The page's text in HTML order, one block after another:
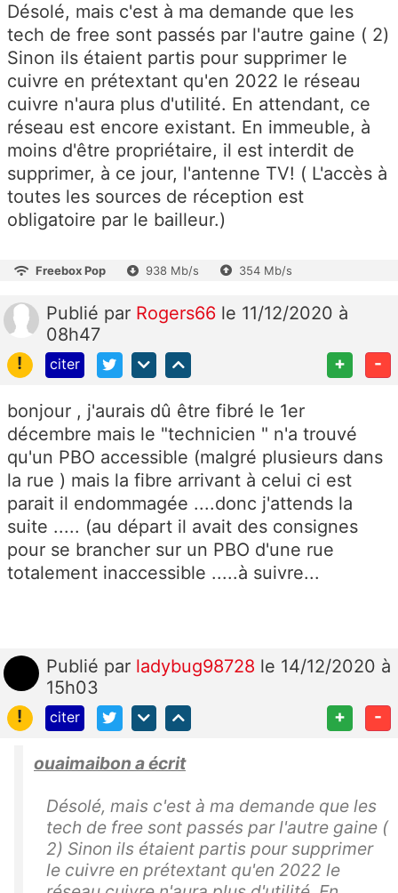
Désolé, mais c'est à ma demande que les
tech de free sont passés par l'autre gaine ( 2)
Sinon ils étaient partis pour supprimer le
cuivre en prétextant qu'en 2022 le réseau
cuivre n'aura plus d'utilité. En attendant, ce
réseau est encore existant. En immeuble, à
moins d'être propriétaire, il est interdit de
supprimer, à ce jour, l'antenne TV! ( L'accès à
toutes les sources de réception est
obligatoire par le bailleur.)
Freebox Pop 938 Mb/s 354 Mb/s
Publié par Rogers66 le 11/12/2020 à
08h47
!
citer + -
bonjour , j'aurais dû être fibré le 1er
décembre mais le "technicien " n'a trouvé
qu'un PBO accessible (malgré plusieurs dans
la rue ) mais la fibre arrivant à celui ci est
parait il endommagée ....donc j'attends la
suite ..... (au départ il avait des consignes
pour se brancher sur un PBO d'une rue
totalement inaccessible .....à suivre...
Publié par ladybug98728 le 14/12/2020 à
15h03
!
citer + -
ouaimaibon a écrit
Désolé, mais c'est à ma demande que les
tech de free sont passés par l'autre gaine (
2) Sinon ils étaient partis pour supprimer
le cuivre en prétextant qu'en 2022 le